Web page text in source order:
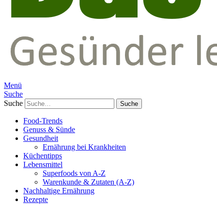
Menü
Suche
Suche
Food-Trends
Genuss & Sünde
Gesundheit
Ernährung bei Krankheiten
Küchentipps
Lebensmittel
Superfoods von A-Z
Warenkunde & Zutaten (A-Z)
Nachhaltige Ernährung
Rezepte